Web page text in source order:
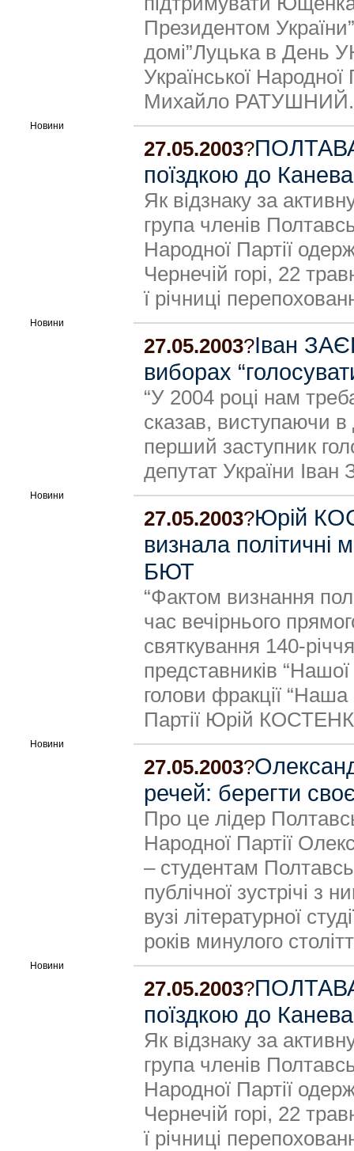
Президентом
домі”Луцька в День
Української
Михайло РАТУШНИЙ.
Новини
27.05.2003?ПОЛТАВА:
поїздкою до Канева
Як відзнаку за
група членів
Народної Партії
Чернечій горі, 22
ї річниці
Новини
27.05.2003?Іван
виборах
“У 2004 році нам
сказав, виступаючи
перший заступник
депутат України
Новини
27.05.2003?Юрій
визнала політичні
БЮТ
“Фактом визнання
час вечірнього
святкування 140-
представників
голови фракції “Наша
Партії Юрій
Новини
27.05.2003?
речей: берегти
Про це лідер
Народної Партії
– студентам
публічної зустрічі з
вузі літературної
років минулого
Новини
27.05.2003?ПОЛТАВА:
поїздкою до Канева
Як відзнаку за
група членів
Народної Партії
Чернечій горі, 22
ї річниці